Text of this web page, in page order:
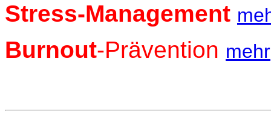
Stress-Management
Burnout-Prävention mehr